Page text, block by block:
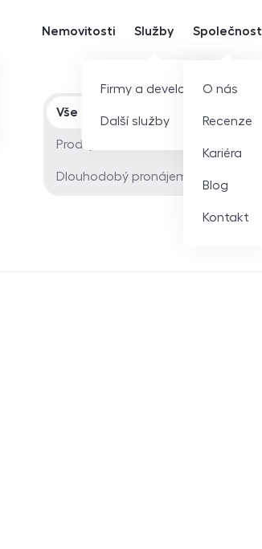
Nemovitosti Služby
Firmy a developeři
Další služby
Společnost
O nás
Recenze
Kariéra
Blog
Kontakt
Typ nabídky
Vše
Prodej
Dlouhodobý pronájem